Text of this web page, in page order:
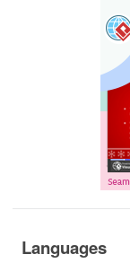
Languages